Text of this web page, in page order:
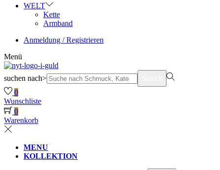
WELT
Kette
Armband
Anmeldung / Registrieren
Menü
suchen nach>
0
Wunschliste
0
Warenkorb
MENU
KOLLEKTION